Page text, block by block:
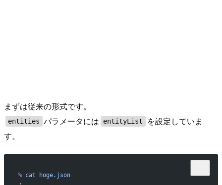
まずは従来の形式です。
entities パラメータには entityList
を設定していま
す。
% cat hoge.json